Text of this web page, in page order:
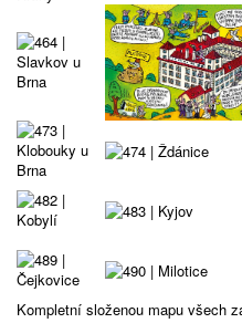
Kompletní složenou mapu všech